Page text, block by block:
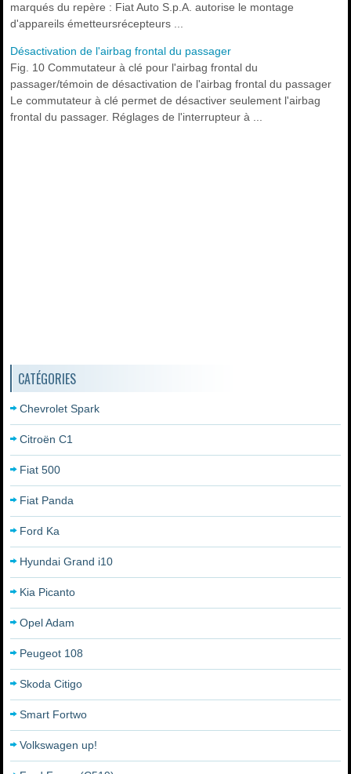
marqués du repère : Fiat Auto S.p.A. autorise le montage
d'appareils émetteursrécepteurs ...
Désactivation de l'airbag frontal du passager
Fig. 10 Commutateur à clé pour l'airbag frontal du
passager/témoin de désactivation de l'airbag frontal du passager
Le commutateur à clé permet de désactiver seulement l'airbag
frontal du passager. Réglages de l'interrupteur à ...
CATÉGORIES
Chevrolet Spark
Citroën C1
Fiat 500
Fiat Panda
Ford Ka
Hyundai Grand i10
Kia Picanto
Opel Adam
Peugeot 108
Skoda Citigo
Smart Fortwo
Volkswagen up!